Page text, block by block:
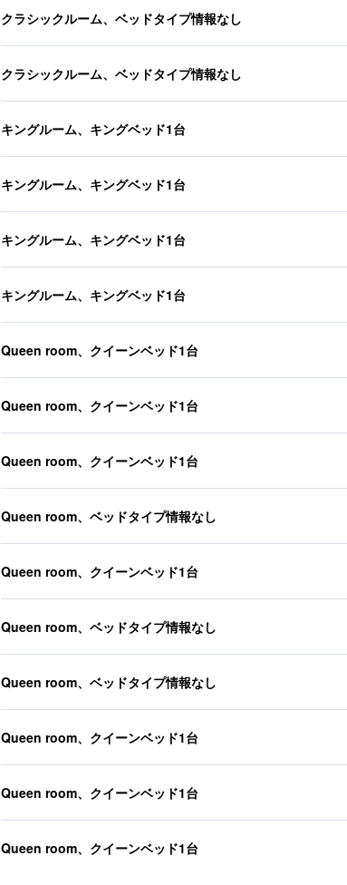
クラシックルーム、ベッドタイプ情報なし
クラシックルーム、ベッドタイプ情報なし
キングルーム、キングベッド1台
キングルーム、キングベッド1台
キングルーム、キングベッド1台
キングルーム、キングベッド1台
Queen room、クイーンベッド1台
Queen room、クイーンベッド1台
Queen room、クイーンベッド1台
Queen room、ベッドタイプ情報なし
Queen room、クイーンベッド1台
Queen room、ベッドタイプ情報なし
Queen room、ベッドタイプ情報なし
Queen room、クイーンベッド1台
Queen room、クイーンベッド1台
Queen room、クイーンベッド1台